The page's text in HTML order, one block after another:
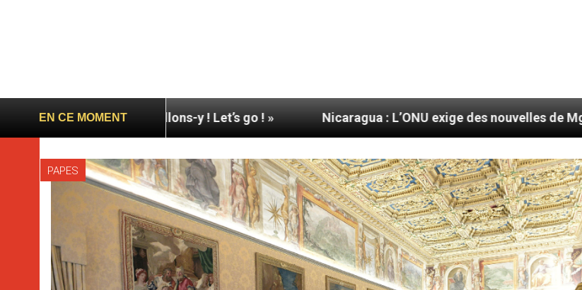
EN CE MOMENT
: « Allons-y ! Let’s go ! » Nicaragua : L’ONU exige des nouvelles de Mgr Mata
PAPES